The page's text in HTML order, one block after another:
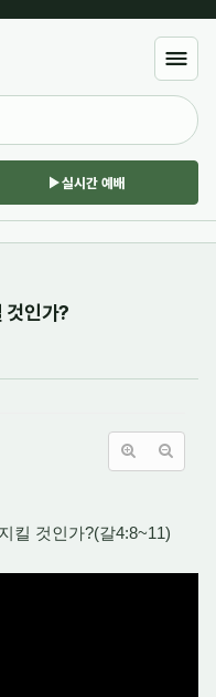
실시간 예배
것인가?
킬 것인가?(갈4:8~11)
북5
북5